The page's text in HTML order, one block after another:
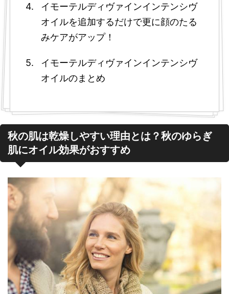
イモーテルディヴァインインテンシヴ
オイルを追加するだけで更に顔のたる
みケアがアップ！
イモーテルディヴァインインテンシヴ
オイルのまとめ
秋の肌は乾燥しやすい理由とは？秋のゆらぎ
肌にオイル効果がおすすめ